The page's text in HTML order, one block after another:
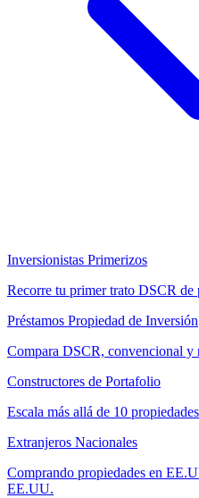
Inversionistas Primerizos
Recorre tu primer trato DSCR
Préstamos Propiedad de Inversión
Compara DSCR, convencional y
Constructores de Portafolio
Escala más allá de 10
Extranjeros Nacionales
Comprando propiedades en
EE.UU.